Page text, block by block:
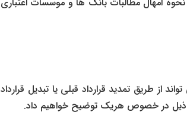
از طریق تمدید قرارداد قبلی یا تبدیل قرارداد
ذیل در خصوص هریک توضیح خواهیم داد.